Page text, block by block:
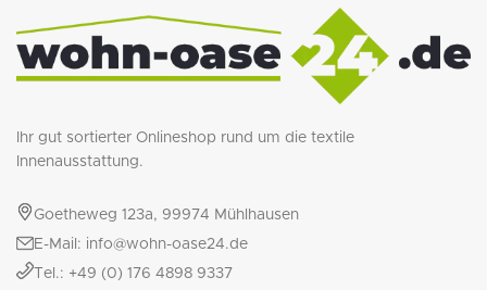
Ihr gut sortierter Onlineshop rund um die textile
Innenausstattung.
Goetheweg 123a, 99974 Mühlhausen
E-Mail: info@wohn-oase24.de
Tel.: +49 (0) 176 4898 9337